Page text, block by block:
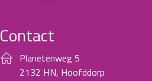
Contact
Planetenweg 5
2132 HN, Hoofddorp